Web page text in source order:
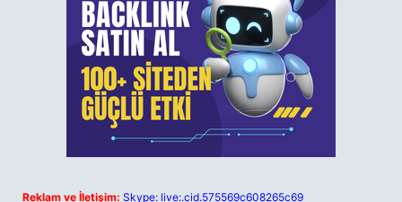
Reklam ve İletişim: Skype: live:.cid.575569c608265c69